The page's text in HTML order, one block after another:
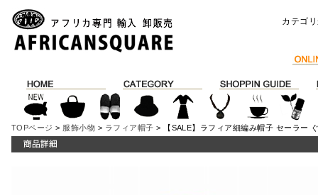
カテゴ
TOPページ > 服飾小物 > ラフィア帽子 > 【SALE】ラフィア細編み帽子 セーラー